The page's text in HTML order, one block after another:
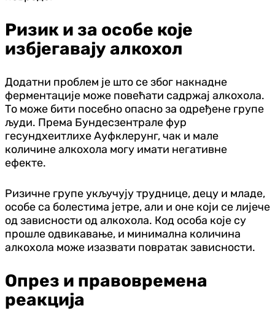
Ризик и за особе које
избјегавају алкохол
Додатни проблем је што се због накнадне
ферментације може повећати садржај алкохола.
То може бити посебно опасно за одређене групе
људи. Према Бундесзентрале фур
гесундхеитлихе Ауфклерунг, чак и мале
количине алкохола могу имати негативне
ефекте.
Ризичне групе укључују труднице, децу и младе,
особе са болестима јетре, али и оне који се лијече
од зависности од алкохола. Код особа које су
прошле одвикавање, и минимална количина
алкохола може изазвати повратак зависности.
Опрез и правовремена
реакција